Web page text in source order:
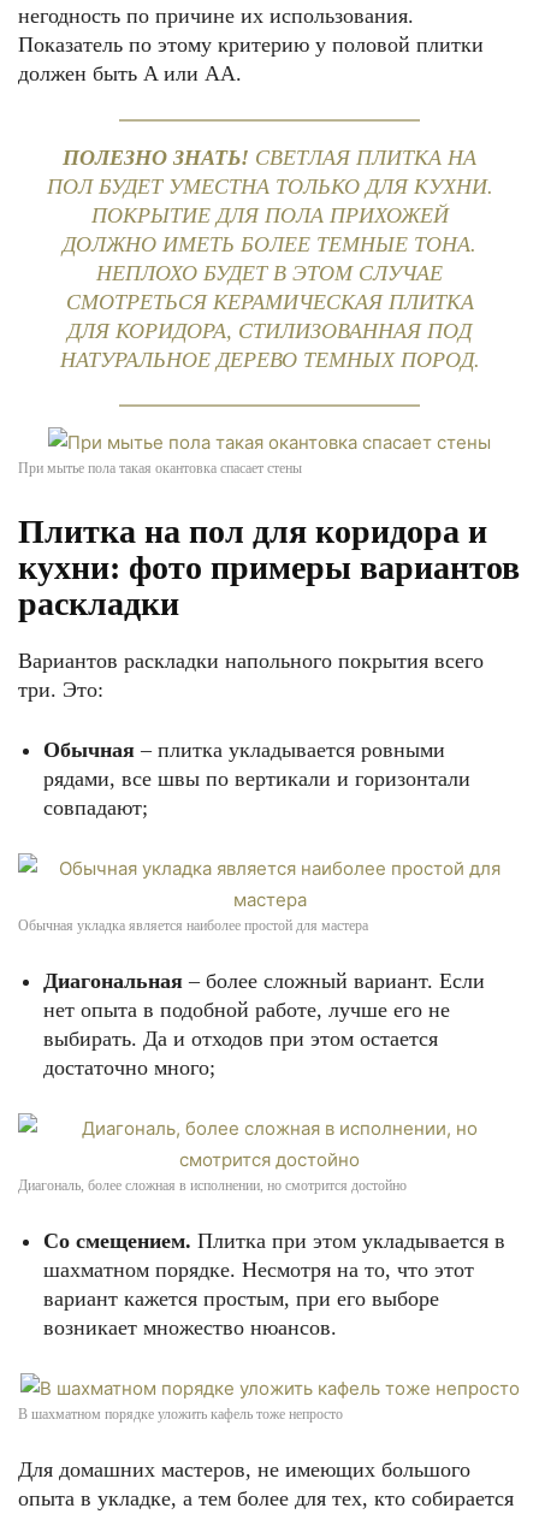
негодность по причине их использования.
Показатель по этому критерию у половой плитки
должен быть A или AA.
ПОЛЕЗНО ЗНАТЬ! СВЕТЛАЯ ПЛИТКА НА
ПОЛ БУДЕТ УМЕСТНА ТОЛЬКО ДЛЯ КУХНИ.
ПОКРЫТИЕ ДЛЯ ПОЛА ПРИХОЖЕЙ
ДОЛЖНО ИМЕТЬ БОЛЕЕ ТЕМНЫЕ ТОНА.
НЕПЛОХО БУДЕТ В ЭТОМ СЛУЧАЕ
СМОТРЕТЬСЯ КЕРАМИЧЕСКАЯ ПЛИТКА
ДЛЯ КОРИДОРА, СТИЛИЗОВАННАЯ ПОД
НАТУРАЛЬНОЕ ДЕРЕВО ТЕМНЫХ ПОРОД.
При мытье пола такая окантовка спасает стены
Плитка на пол для коридора и
кухни: фото примеры вариантов
раскладки
Вариантов раскладки напольного покрытия всего
три. Это:
Обычная – плитка укладывается ровными
рядами, все швы по вертикали и горизонтали
совпадают;
Обычная укладка является наиболее простой для мастера
Диагональная – более сложный вариант. Если
нет опыта в подобной работе, лучше его не
выбирать. Да и отходов при этом остается
достаточно много;
Диагональ, более сложная в исполнении, но смотрится достойно
Со смещением. Плитка при этом укладывается в
шахматном порядке. Несмотря на то, что этот
вариант кажется простым, при его выборе
возникает множество нюансов.
В шахматном порядке уложить кафель тоже непросто
Для домашних мастеров, не имеющих большого
опыта в укладке, а тем более для тех, кто собирается